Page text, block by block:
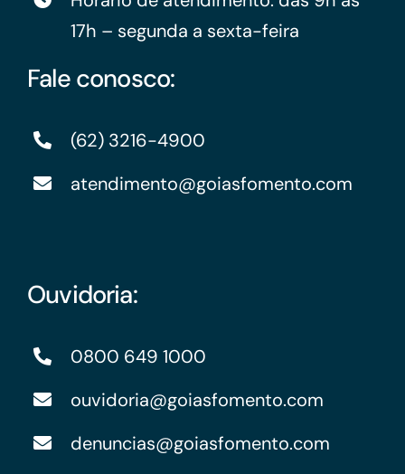
17h – segunda a sexta-feira
Fale conosco:
(62) 3216-4900
atendimento@goiasfomento.com
Ouvidoria:
0800 649 1000
ouvidoria@goiasfomento.com
denuncias@goiasfomento.com